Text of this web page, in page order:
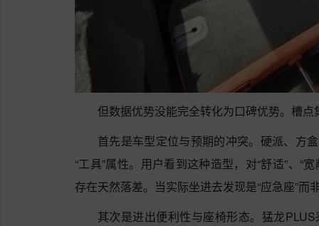
但数据优势没能完全转化为口碑优势。槽
首先是车型定位与预期的冲突。硬派、方
“工具”属性。用户看到这种造型，对“舒适”、“
存在天然落差。当实际坐进去发现是“应急座”而
其次是进出便利性与座椅形态。猛龙